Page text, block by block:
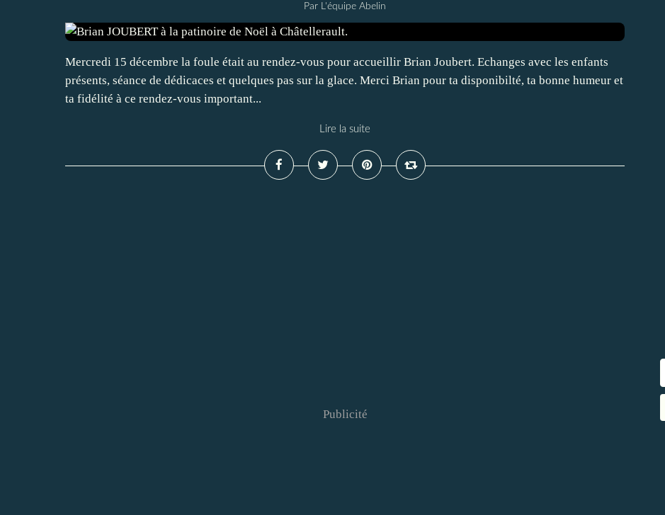
Par L'équipe Abelin
Mercredi 15 décembre la foule était au rendez-vous pour accueillir Brian Joubert. Echanges avec les enfants
présents, séance de dédicaces et quelques pas sur la glace. Merci Brian pour ta disponibilté, ta bonne humeur et
ta fidélité à ce rendez-vous important...
Lire la suite
Publicité